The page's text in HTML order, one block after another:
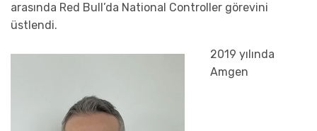
arasında Red Bull’da National Controller görevini
üstlendi.
2019 yılında
Amgen